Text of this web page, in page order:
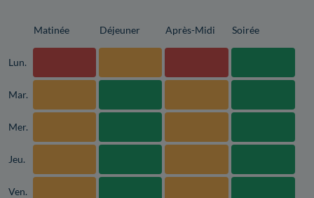
Matinée Déjeuner Après-Midi Soirée
Lun.
Mar.
Mer.
Jeu.
Ven.